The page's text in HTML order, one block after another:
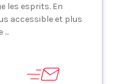
les esprits. En
accessible et plus